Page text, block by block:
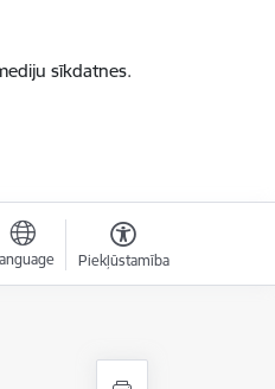
sīkdatnes.
Piekļūstamība